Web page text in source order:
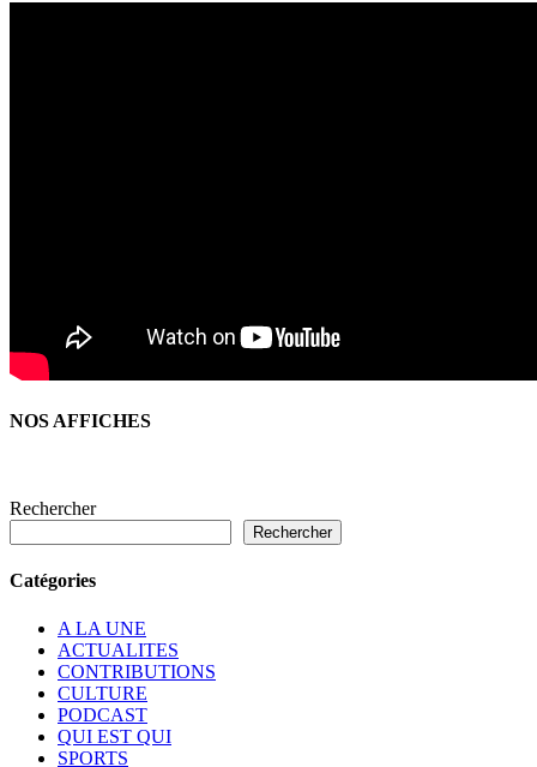
NOS AFFICHES
Rechercher
Rechercher
Catégories
A LA UNE
ACTUALITES
CONTRIBUTIONS
CULTURE
PODCAST
QUI EST QUI
SPORTS